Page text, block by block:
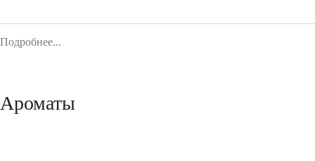
Подробнее...
Ароматы